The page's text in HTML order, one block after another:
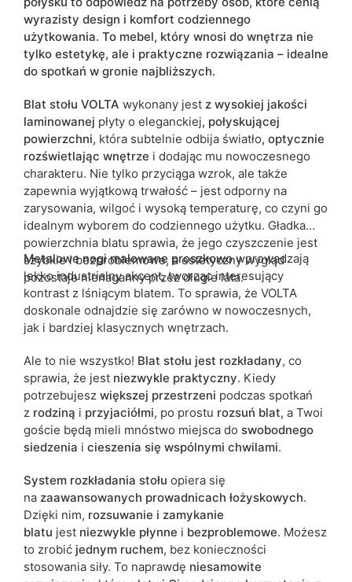
Typ stołu rozkładany
ean13 5905723971734
Ze względu na proces produkcyjny i właściwości materiałów,
możliwe są tolerancje wymiarowe na poziomie +/- 2–3 cm.
wyrazisty design i komfort codziennego
użytkowania. To mebel, który wnosi do wnętrza nie
tylko estetykę, ale i praktyczne rozwiązania – idealne
do spotkań w gronie najbliższych.
Blat stołu VOLTA wykonany jest z wysokiej jakości
laminowanej płyty o eleganckiej, połyskującej
powierzchni, która subtelnie odbija światło, optycznie
rozświetlając wnętrze i dodając mu nowoczesnego
charakteru. Nie tylko przyciąga wzrok, ale także
zapewnia wyjątkową trwałość – jest odporny na
zarysowania, wilgoć i wysoką temperaturę, co czyni go
idealnym wyborem do codziennego użytku. Gładka
powierzchnia blatu sprawia, że jego czyszczenie jest
szybkie i bezproblemowe, a estetyczny wygląd
pozostaje nienaganny przez długie lata.
Metalowe nogi malowane proszkowowprowadzają
lekko industrialny akcent, tworząc interesujący
kontrast z lśniącym blatem. To sprawia, że VOLTA
doskonale odnajdzie się zarówno w nowoczesnych,
jak i bardziej klasycznych wnętrzach.
Ale to nie wszystko! Blat stołu jest rozkładany, co
sprawia, że jest niezwykle praktyczny. Kiedy
potrzebujesz większej przestrzeni podczas spotkań
z rodziną i przyjaciółmi, po prostu rozsuń blat, a Twoi
goście będą mieli mnóstwo miejsca do swobodnego
siedzenia i cieszenia się wspólnymi chwilami.
System rozkładania stołu opiera się
na zaawansowanych prowadnicach łożyskowych.
Dzięki nim, rozsuwanie i zamykanie
blatu jest niezwykle płynne i bezproblemowe. Możesz
to zrobić jednym ruchem, bez konieczności
stosowania siły. To naprawdę niesamowite